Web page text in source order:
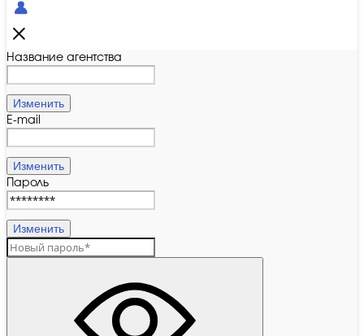
Название агентства
Изменить
E-mail
Изменить
Пароль
Изменить